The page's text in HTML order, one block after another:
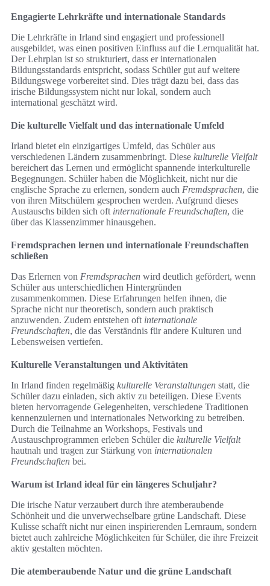
Engagierte Lehrkräfte und internationale Standards
Die Lehrkräfte in Irland sind engagiert und professionell
ausgebildet, was einen positiven Einfluss auf die Lernqualität hat.
Der Lehrplan ist so strukturiert, dass er internationalen
Bildungsstandards entspricht, sodass Schüler gut auf weitere
Bildungswege vorbereitet sind. Dies trägt dazu bei, dass das
irische Bildungssystem nicht nur lokal, sondern auch
international geschätzt wird.
Die kulturelle Vielfalt und das internationale Umfeld
Irland bietet ein einzigartiges Umfeld, das Schüler aus
verschiedenen Ländern zusammenbringt. Diese kulturelle Vielfalt
bereichert das Lernen und ermöglicht spannende interkulturelle
Begegnungen. Schüler haben die Möglichkeit, nicht nur die
englische Sprache zu erlernen, sondern auch Fremdsprachen, die
von ihren Mitschülern gesprochen werden. Aufgrund dieses
Austauschs bilden sich oft internationale Freundschaften, die
über das Klassenzimmer hinausgehen.
Fremdsprachen lernen und internationale Freundschaften
schließen
Das Erlernen von Fremdsprachen wird deutlich gefördert, wenn
Schüler aus unterschiedlichen Hintergründen
zusammenkommen. Diese Erfahrungen helfen ihnen, die
Sprache nicht nur theoretisch, sondern auch praktisch
anzuwenden. Zudem entstehen oft internationale
Freundschaften, die das Verständnis für andere Kulturen und
Lebensweisen vertiefen.
Kulturelle Veranstaltungen und Aktivitäten
In Irland finden regelmäßig kulturelle Veranstaltungen statt, die
Schüler dazu einladen, sich aktiv zu beteiligen. Diese Events
bieten hervorragende Gelegenheiten, verschiedene Traditionen
kennenzulernen und internationales Networking zu betreiben.
Durch die Teilnahme an Workshops, Festivals und
Austauschprogrammen erleben Schüler die kulturelle Vielfalt
hautnah und tragen zur Stärkung von internationalen
Freundschaften bei.
Warum ist Irland ideal für ein längeres Schuljahr?
Die irische Natur verzaubert durch ihre atemberaubende
Schönheit und die unverwechselbare grüne Landschaft. Diese
Kulisse schafft nicht nur einen inspirierenden Lernraum, sondern
bietet auch zahlreiche Möglichkeiten für Schüler, die ihre Freizeit
aktiv gestalten möchten.
Die atemberaubende Natur und die grüne Landschaft